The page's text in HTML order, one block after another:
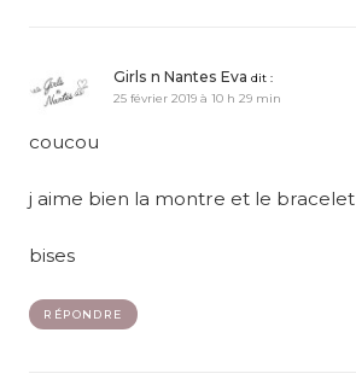
Girls n Nantes Eva dit :
25 février 2019 à 10 h 29 min
coucou
j aime bien la montre et le bracelet
bises
RÉPONDRE